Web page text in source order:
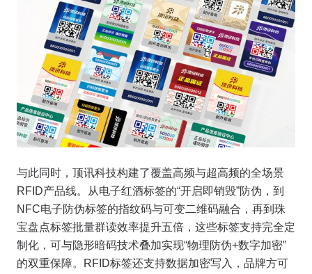
与此同时，顶讯科技构建了覆盖高频与超高频的全场景
RFID产品线。从电子红酒标签的“开启即销毁”防伪，到
NFC电子防伪标签的指纹码与可变二维码融合，再到珠
宝盘点标签批量群读效率提升五倍，这些标签支持完全定
制化，可与隐形暗码技术叠加实现“物理防伪+数字加密”
的双重保障。RFID标签还支持数据加密写入，品牌方可